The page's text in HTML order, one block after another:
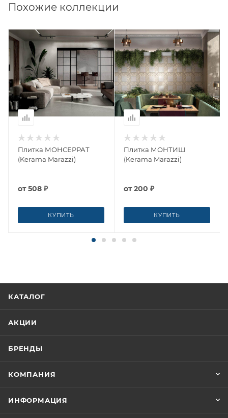
Похожие коллекции
Плитка МОНСЕРРАТ
(Kerama Marazzi)
от508 ₽
КУПИТЬ
Плитка МОНТИШ
(Kerama Marazzi)
от200 ₽
КУПИТЬ
КАТАЛОГ
АКЦИИ
БРЕНДЫ
КОМПАНИЯ
ИНФОРМАЦИЯ